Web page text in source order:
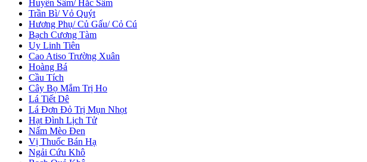
Huyền Sâm/ Hắc Sâm
Trần Bì/ Vỏ Quýt
Hương Phụ/ Củ Gấu/ Cỏ Cú
Bạch Cương Tàm
Uy Linh Tiên
Cao Atiso Trường Xuân
Hoàng Bá
Cầu Tích
Cây Bọ Mắm Trị Ho
Lá Tiết Dê
Lá Đơn Đỏ Trị Mụn Nhọt
Hạt Đình Lịch Tử
Nấm Mèo Đen
Vị Thuốc Bán Hạ
Ngải Cứu Khô